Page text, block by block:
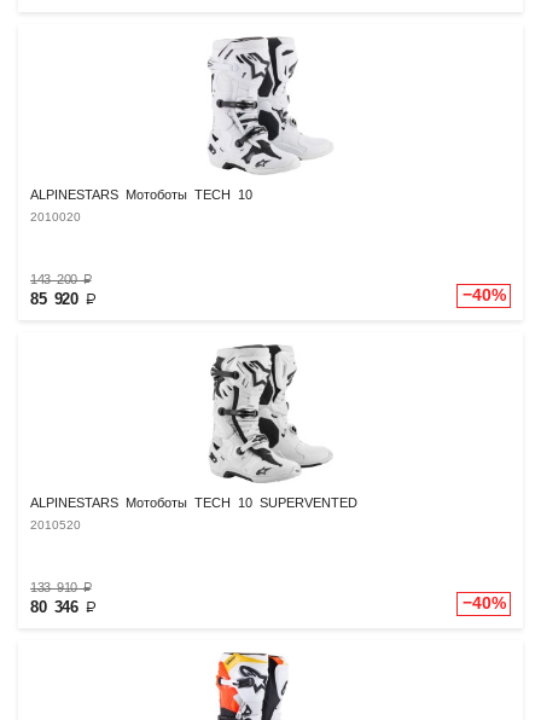
ALPINESTARS Мотоботы TECH 10
2010020
143 200₽
85 920 ₽ −40%
ALPINESTARS Мотоботы TECH 10 SUPERVENTED
2010520
133 910₽
80 346 ₽ −40%